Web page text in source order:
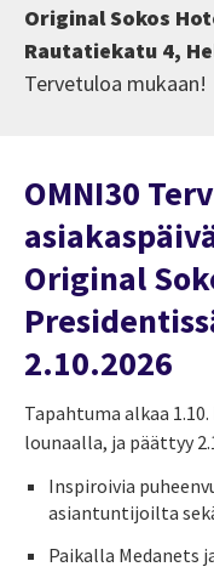
Original Sokos
Rautatiekatu 4,
Tervetuloa mukaan!
OMNI30
Original
2.10.2026
Tapahtuma alkaa
lounaalla, ja päättyy
Inspiroivia
asiantuntijoilta
Paikalla Medanets